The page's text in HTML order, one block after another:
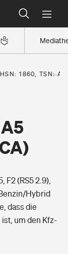
1860, TSN:
F2 (RS5 2.9),
Hybrid
dass die
um den Kfz-